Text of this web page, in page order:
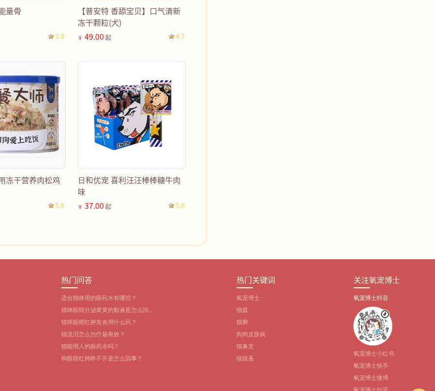
量骨
5.0
【普安特 香舔宝贝】口气清新
冻干颗粒(犬)
￥ 49.00 起 4.7
冻干营养肉松鸡
5.0
日和优宠 喜利汪汪棒棒糖牛肉
味
￥ 37.00 起 5.0
热门问答
适合猫咪用的眼药水有哪些？‌
猫咪眼睛分泌黄黄的黏液是怎么回
事？
猫咪眼睛红肿发炎用什么药？
猫流泪怎么治疗最有效？
猫能用人的眼药水吗？
狗眼睛红肿睁不开是怎么回事？
热门关键词
氧宠博士
猫瘟
猫癣
狗狗皮肤病
猫鼻支
猫跳蚤
关注氧宠博士
氧宠博士抖音
氧宠博士小红书
氧宠博士快手
氧宠博士微博